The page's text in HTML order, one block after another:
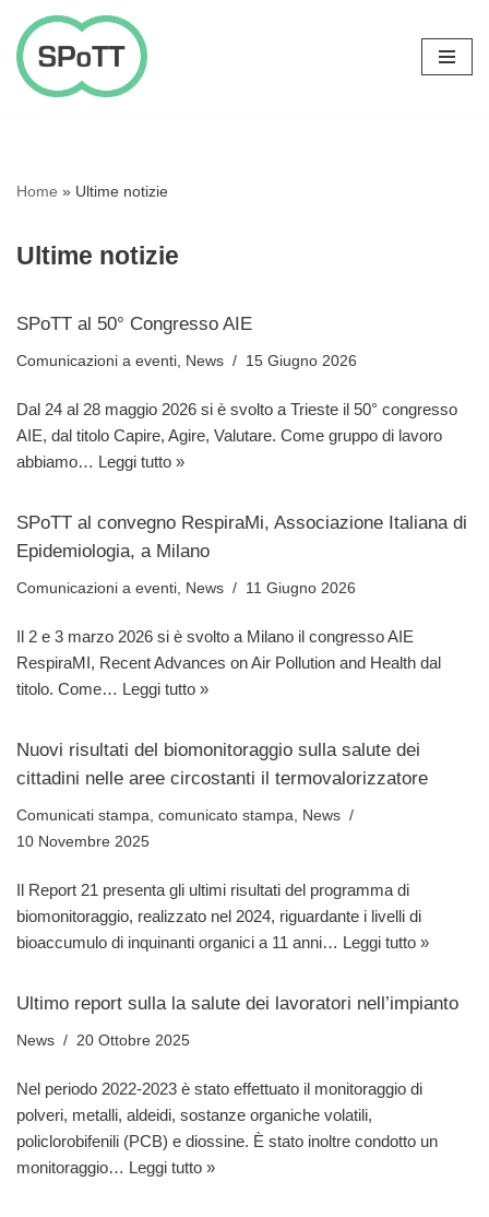
Vai
al
Home » Ultime notizie
Ultime notizie
SPoTT al 50° Congresso AIE
Comunicazioni a eventi, News 15 Giugno 2026
Dal 24 al 28 maggio 2026 si è svolto a Trieste il 50° congresso
AIE, dal titolo Capire, Agire, Valutare. Come gruppo di lavoro
abbiamo… Leggi tutto »
SPoTT al convegno RespiraMi, Associazione Italiana di
Epidemiologia, a Milano
Comunicazioni a eventi, News 11 Giugno 2026
Il 2 e 3 marzo 2026 si è svolto a Milano il congresso AIE
RespiraMI, Recent Advances on Air Pollution and Health dal
titolo. Come… Leggi tutto »
Nuovi risultati del biomonitoraggio sulla salute dei
cittadini nelle aree circostanti il termovalorizzatore
Comunicati stampa, comunicato stampa, News
10 Novembre 2025
Il Report 21 presenta gli ultimi risultati del programma di
biomonitoraggio, realizzato nel 2024, riguardante i livelli di
bioaccumulo di inquinanti organici a 11 anni… Leggi tutto »
Ultimo report sulla la salute dei lavoratori nell’impianto
News 20 Ottobre 2025
Nel periodo 2022-2023 è stato effettuato il monitoraggio di
polveri, metalli, aldeidi, sostanze organiche volatili,
policlorobifenili (PCB) e diossine. È stato inoltre condotto un
monitoraggio… Leggi tutto »